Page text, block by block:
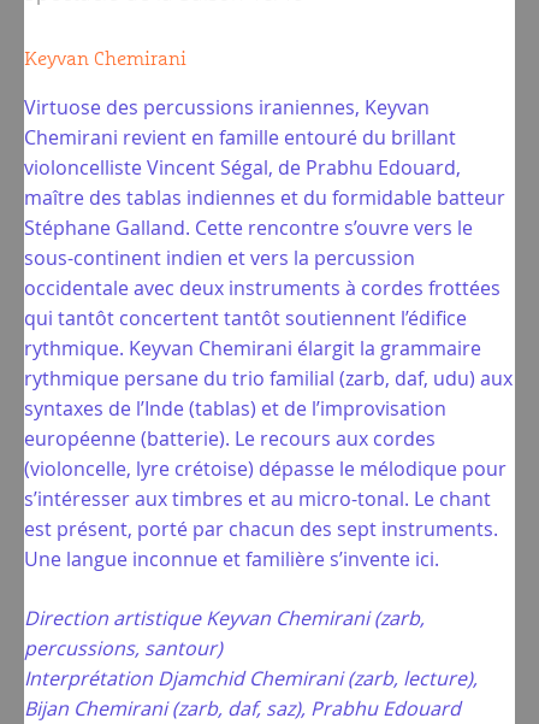
Keyvan Chemirani
Virtuose des percussions iraniennes, Keyvan
Chemirani revient en famille entouré du brillant
violoncelliste Vincent Ségal, de Prabhu Edouard,
maître des tablas indiennes et du formidable batteur
Stéphane Galland. Cette rencontre s’ouvre vers le
sous-continent indien et vers la percussion
occidentale avec deux instruments à cordes frottées
qui tantôt concertent tantôt soutiennent l’édifice
rythmique. Keyvan Chemirani élargit la grammaire
rythmique persane du trio familial (zarb, daf, udu) aux
syntaxes de l’Inde (tablas) et de l’improvisation
européenne (batterie). Le recours aux cordes
(violoncelle, lyre crétoise) dépasse le mélodique pour
s’intéresser aux timbres et au micro-tonal. Le chant
est présent, porté par chacun des sept instruments.
Une langue inconnue et familière s’invente ici.
Direction artistique Keyvan Chemirani (zarb,
percussions, santour)
Interprétation Djamchid Chemirani (zarb, lecture),
Bijan Chemirani (zarb, daf, saz), Prabhu Edouard